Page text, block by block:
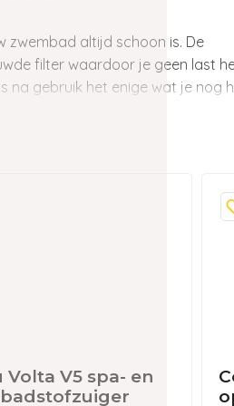
altijd schoon is. De
filter waardoor je geen last
na gebruik het enige wat je nog
plonzen!
Volta V5 spa- en